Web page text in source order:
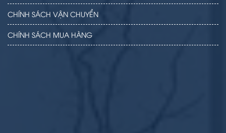
CHÍNH SÁCH VẬN CHUYỂN
CHÍNH SÁCH MUA HÀNG